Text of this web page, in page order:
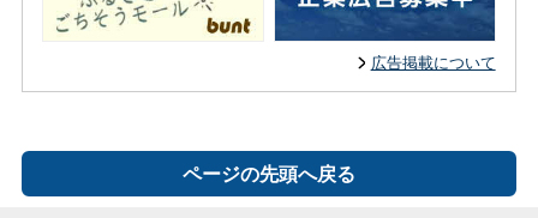
広告掲載について
ページの先頭へ戻る